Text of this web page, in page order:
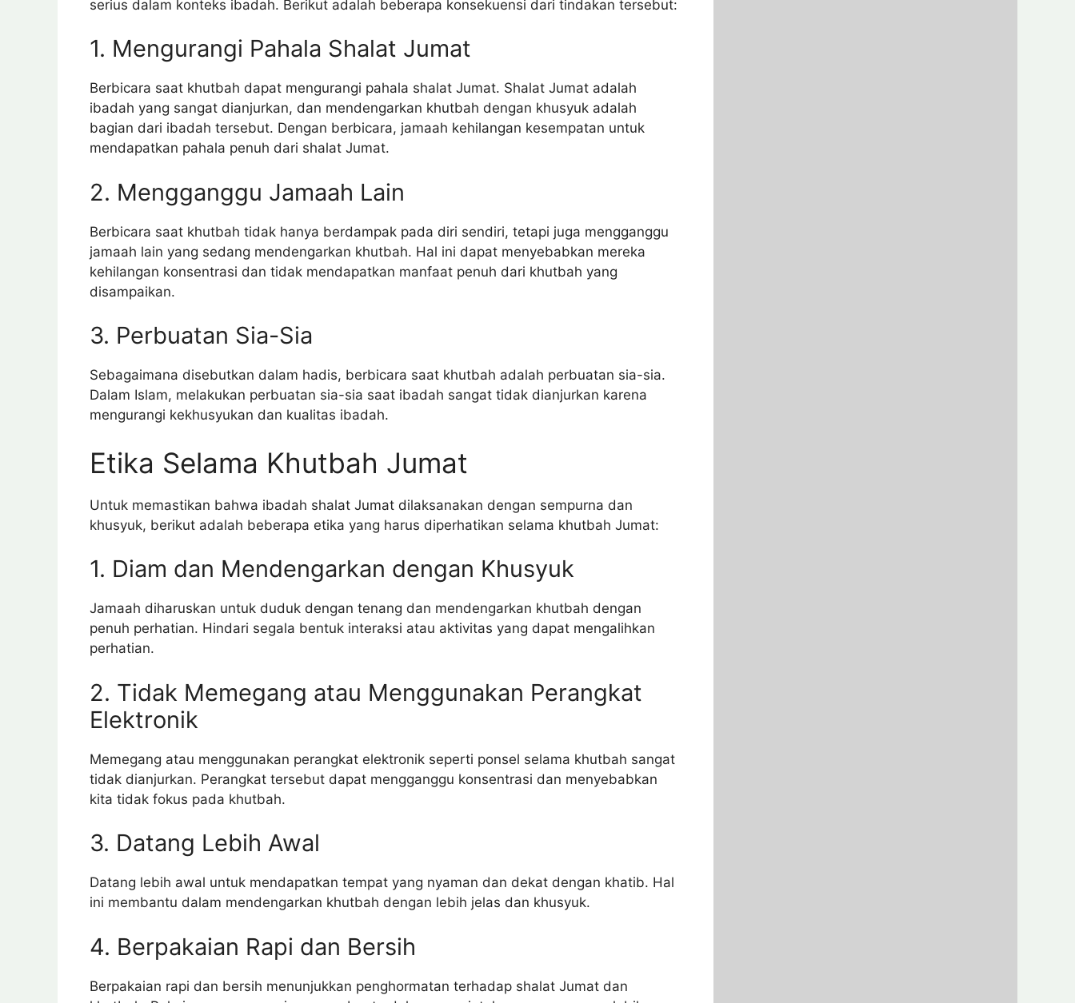
serius dalam konteks ibadah. Berikut adalah beberapa konsekuensi dari tindakan tersebut:
1. Mengurangi Pahala Shalat Jumat
Berbicara saat khutbah dapat mengurangi pahala shalat Jumat. Shalat Jumat adalah
ibadah yang sangat dianjurkan, dan mendengarkan khutbah dengan khusyuk adalah
bagian dari ibadah tersebut. Dengan berbicara, jamaah kehilangan kesempatan untuk
mendapatkan pahala penuh dari shalat Jumat.
2. Mengganggu Jamaah Lain
Berbicara saat khutbah tidak hanya berdampak pada diri sendiri, tetapi juga mengganggu
jamaah lain yang sedang mendengarkan khutbah. Hal ini dapat menyebabkan mereka
kehilangan konsentrasi dan tidak mendapatkan manfaat penuh dari khutbah yang
disampaikan.
3. Perbuatan Sia-Sia
Sebagaimana disebutkan dalam hadis, berbicara saat khutbah adalah perbuatan sia-sia.
Dalam Islam, melakukan perbuatan sia-sia saat ibadah sangat tidak dianjurkan karena
mengurangi kekhusyukan dan kualitas ibadah.
Etika Selama Khutbah Jumat
Untuk memastikan bahwa ibadah shalat Jumat dilaksanakan dengan sempurna dan
khusyuk, berikut adalah beberapa etika yang harus diperhatikan selama khutbah Jumat:
1. Diam dan Mendengarkan dengan Khusyuk
Jamaah diharuskan untuk duduk dengan tenang dan mendengarkan khutbah dengan
penuh perhatian. Hindari segala bentuk interaksi atau aktivitas yang dapat mengalihkan
perhatian.
2. Tidak Memegang atau Menggunakan Perangkat
Elektronik
Memegang atau menggunakan perangkat elektronik seperti ponsel selama khutbah sangat
tidak dianjurkan. Perangkat tersebut dapat mengganggu konsentrasi dan menyebabkan
kita tidak fokus pada khutbah.
3. Datang Lebih Awal
Datang lebih awal untuk mendapatkan tempat yang nyaman dan dekat dengan khatib. Hal
ini membantu dalam mendengarkan khutbah dengan lebih jelas dan khusyuk.
4. Berpakaian Rapi dan Bersih
Berpakaian rapi dan bersih menunjukkan penghormatan terhadap shalat Jumat dan